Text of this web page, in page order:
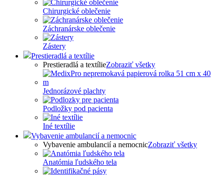
Chirurgické oblečenie
Záchranárske oblečenie
Zástery
Prestieradlá a textílie
Prestieradlá a textílieZobraziť všetky
Jednorázové plachty
Podložky pod pacienta
Iné textílie
Vybavenie ambulancií a nemocnic
Vybavenie ambulancií a nemocnicZobraziť všetky
Anatómia ľudského tela